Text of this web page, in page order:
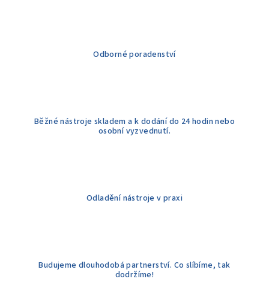
Odborné poradenství
Běžné nástroje skladem a k dodání do 24 hodin nebo
osobní vyzvednutí.
Odladění nástroje v praxi
Budujeme dlouhodobá partnerství. Co slíbíme, tak
dodržíme!